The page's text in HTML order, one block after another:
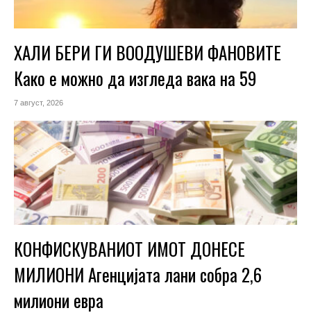
ХАЛИ БЕРИ ГИ ВООДУШЕВИ ФАНОВИТЕ
Како е можно да изгледа вака на 59
7 август, 2026
КОНФИСКУВАНИОТ ИМОТ ДОНЕСЕ
МИЛИОНИ Агенцијата лани собра 2,6
милиони евра